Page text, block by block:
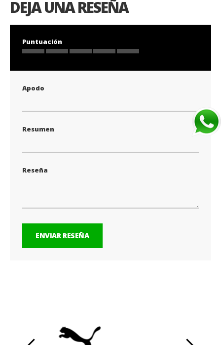
DEJA UNA RESEÑA
Puntuación
star
stars
stars
stars
stars
Apodo
Resumen
Reseña
ENVIAR RESEÑA